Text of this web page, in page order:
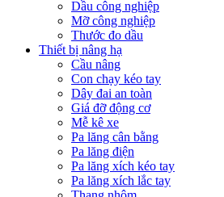
Dầu công nghiệp
Mỡ công nghiệp
Thước đo dầu
Thiết bị nâng hạ
Cầu nâng
Con chạy kéo tay
Dây đai an toàn
Giá đỡ động cơ
Mễ kê xe
Pa lăng cân bằng
Pa lăng điện
Pa lăng xích kéo tay
Pa lăng xích lắc tay